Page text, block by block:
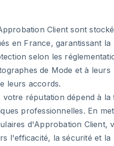
Client sont
en France, garantissant la
selon les
de Mode et à leurs
leurs accords.
réputation dépend à la
professionnelles. En
d'Approbation Client,
l'efficacité, la sécurité et la